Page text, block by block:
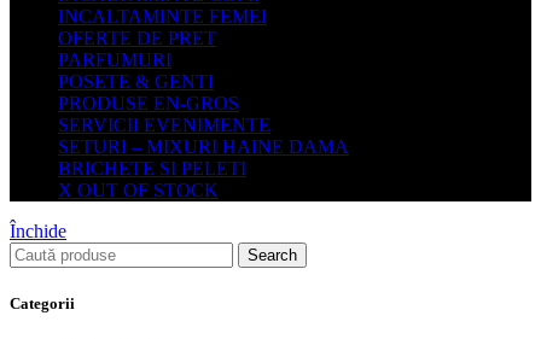
INCALTAMINTE FEMEI
OFERTE DE PRET
PARFUMURI
POSETE & GENTI
PRODUSE EN-GROS
SERVICII EVENIMENTE
SETURI – MIXURI HAINE DAMA
BRICHETE SI PELETI
X OUT OF STOCK
Închide
Search
Categorii